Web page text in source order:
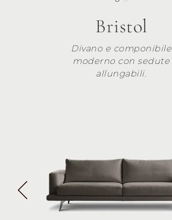
Bristol
Divano e componibile
moderno con sedute
allungabili.